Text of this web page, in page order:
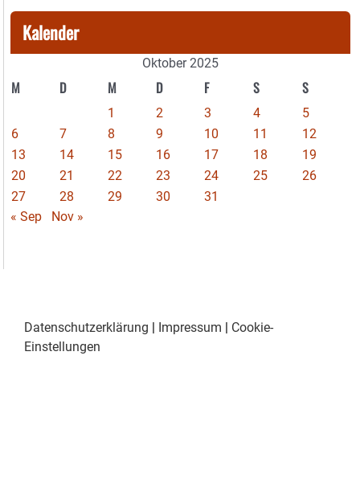
Kalender
Oktober 2025
M D M D F S S
1 2 3 4
5
6
7 8 9 10 11
12
13
14 15 16 17 18
19
20
21 22 23 24 25
26
27
28 29 30
31
« Sep
Nov »
Datenschutzerklärung Impressum
Cookie-
Einstellungen